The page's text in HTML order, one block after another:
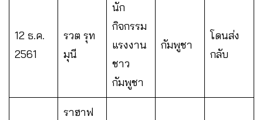
12 ธ.ค.
2561
รวต รุท
มุนี
นัก
กิจกรรม
แรงงาน
ชาว
กัมพูชา
กัมพูชา
โดนส่ง
กลับ
ราฮาฟ